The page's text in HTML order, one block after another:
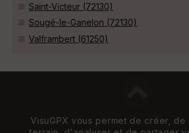
Saint-Victeur (72130)
Sougé-le-Ganelon (72130)
Valframbert (61250)
VisuGPX vous permet de créer, de